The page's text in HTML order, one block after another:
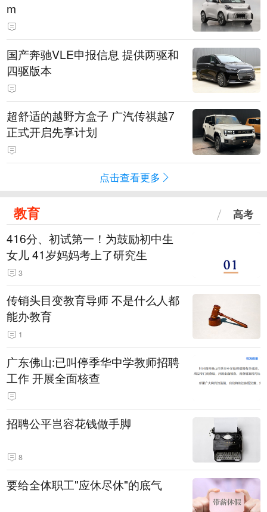
m
国产奔驰VLE申报信息 提供两驱和
四驱版本
超舒适的越野方盒子 广汽传祺越7
正式开启先享计划
点击查看更多
教育 高考
416分、初试第一！为鼓励初中生
女儿 41岁妈妈考上了研究生
3
传销头目变教育导师 不是什么人都
能办教育
1
广东佛山:已叫停季华中学教师招聘
工作 开展全面核查
招聘公平岂容花钱做手脚
8
要给全体职工"应休尽休"的底气